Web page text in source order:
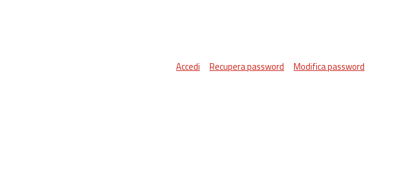
Accedi Recupera password Modifica password